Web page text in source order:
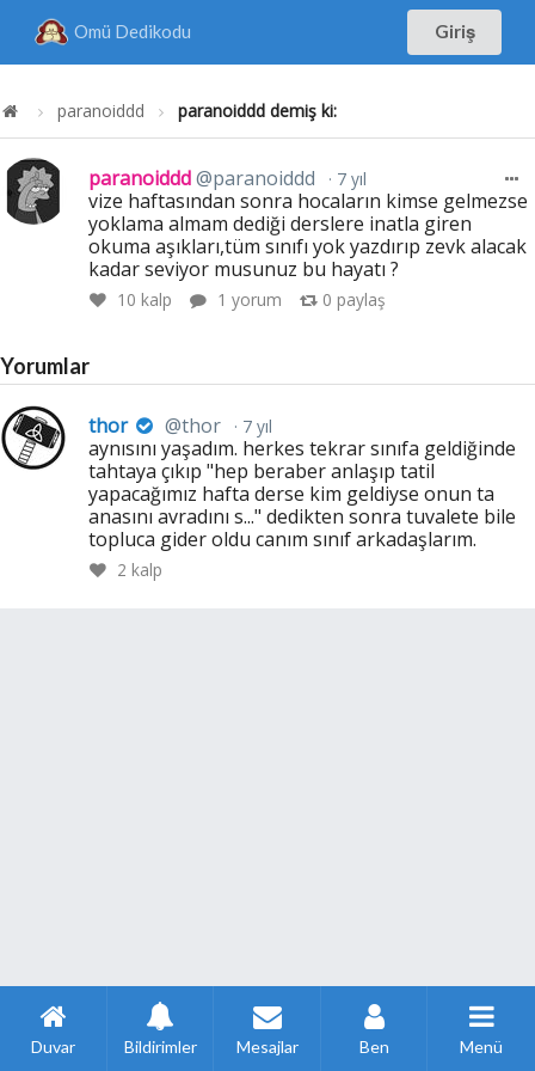
Omü Dedikodu Giriş
paranoiddd paranoiddd demiş ki:
paranoiddd@paranoiddd 7 yıl
vize haftasından sonra hocaların kimse gelmezse
yoklama almam dediği derslere inatla giren
okuma aşıkları,tüm sınıfı yok yazdırıp zevk alacak
kadar seviyor musunuz bu hayatı ?
10 kalp 1 yorum 0 paylaş
Yorumlar
thor @thor 7 yıl
aynısını yaşadım. herkes tekrar sınıfa geldiğinde
tahtaya çıkıp "hep beraber anlaşıp tatil
yapacağımız hafta derse kim geldiyse onun ta
anasını avradını s..." dedikten sonra tuvalete bile
topluca gider oldu canım sınıf arkadaşlarım.
2 kalp
Duvar Bildirimler Mesajlar Ben Menü